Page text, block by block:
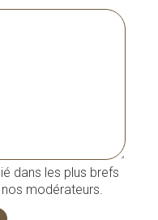
dans les plus brefs
modérateurs.